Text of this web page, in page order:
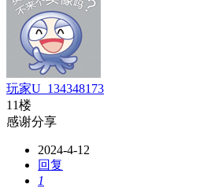
玩家U_134348173
11楼
感谢分享
2024-4-12
回复
1